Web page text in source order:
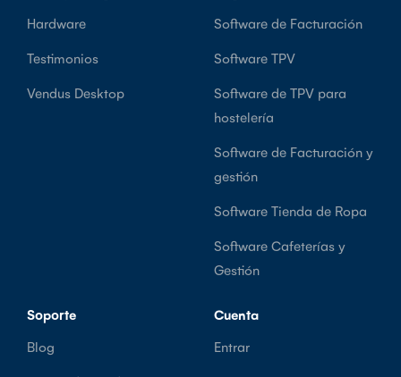
Hardware
Testimonios
Vendus Desktop
Software de Facturación
Software TPV
Software de TPV para
hostelería
Software de Facturación y
gestión
Software Tienda de Ropa
Software Cafeterías y
Gestión
Soporte
Blog
Cuenta
Entrar